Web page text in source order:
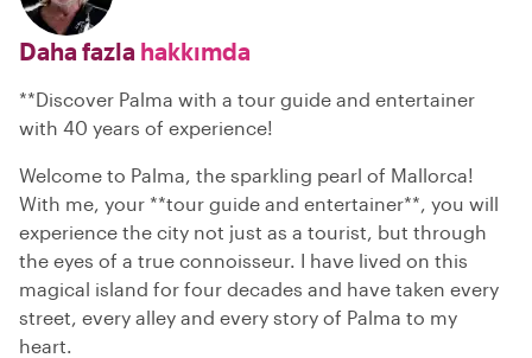
Daha fazla hakkımda
**Discover Palma with a tour guide and entertainer
with 40 years of experience!
Welcome to Palma, the sparkling pearl of Mallorca!
With me, your **tour guide and entertainer**, you will
experience the city not just as a tourist, but through
the eyes of a true connoisseur. I have lived on this
magical island for four decades and have taken every
street, every alley and every story of Palma to my
heart.